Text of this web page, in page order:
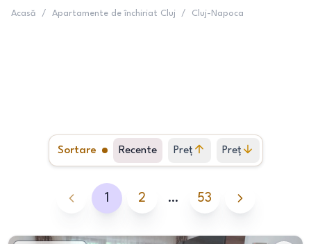
Acasă / Apartamente de închiriat Cluj / Cluj-Napoca
Sortare Recente Preț
crescător
Preț
descrescător
1 2 … 53